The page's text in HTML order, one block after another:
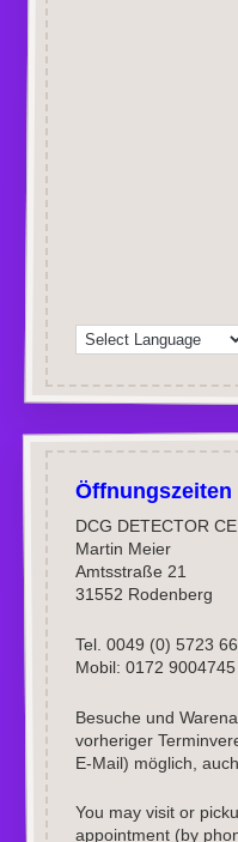
Öffnungszeiten
DCG DETECTOR
Martin Meier
Amtsstraße 21
31552 Rodenberg
Tel. 0049 (0) 5723
Mobil: 0172 9004745
Besuche und
vorheriger
E-Mail) möglich,
You may visit or
appointment (by